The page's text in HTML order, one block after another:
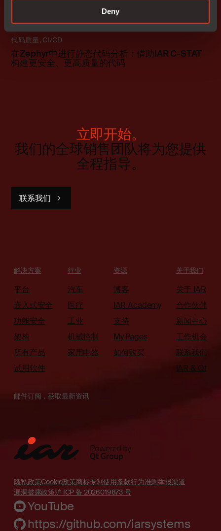
Deny
代码质量, CI/CD
在Zephyr中进行静态代码分析：借助IAR C-STAT
构建更安全、更高质量的代码
立即开始。
我们的全球销售团队将为您提供
全程指导。
联系我们
解决方案
平台
嵌入式安全
功能安全
架构
所有产品
试用软件
行业
汽车
医疗
工业
机械控制
家用电器
资源
博客
IAR Academy
支持
My Pages
如何购买
关于我们
关于 IAR
合作伙伴
新闻中心
工作机会
联系我们
IAR & Qt
邮件订阅，获取最新资讯
隐私政策Cookie政策商标专利使用条款行为准则举报渠道
漏洞披露政策沪 ICP 备 2026019873 号
YouTube
https://github.com/iarsystems